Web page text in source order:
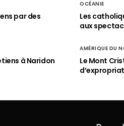
par des
OCÉANIE
Les
aux
à Naridon
AMÉRIQUE DU
Le Mont